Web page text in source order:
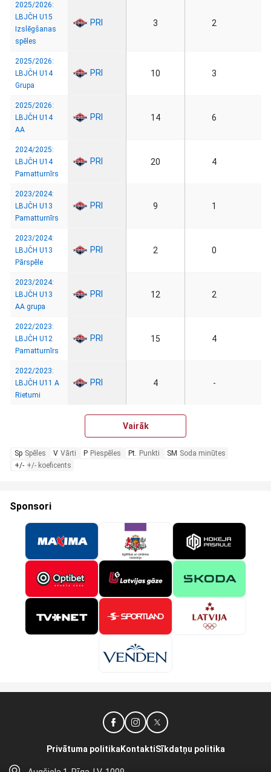
2025/2026:
LBJČH U15
Izslēgšanas
spēles
PRI 3 2
2025/2026:
LBJČH U14
Grupa
PRI 10 3
2025/2026:
LBJČH U14
AA
PRI 14 6
2024/2025:
LBJČH U14
Pamatturnīrs
PRI 20 4
2023/2024:
LBJČH U13
Pamatturnīrs
PRI 9 1
2023/2024:
LBJČH U13
Pārspēle
PRI 2 0
2023/2024:
LBJČH U13
AA grupa
PRI 12 2
2022/2023:
LBJČH U12
Pamatturnīrs
PRI 15 4
2022/2023:
LBJČH U11 A
Rietumi
PRI 4 -
Vairāk
Sp Spēles V Vārti P Piespēles Pt. Punkti SM Soda minūtes
+/- +/- koeficents
Sponsori
Privātuma politika KontaktiSīkdatņu politika